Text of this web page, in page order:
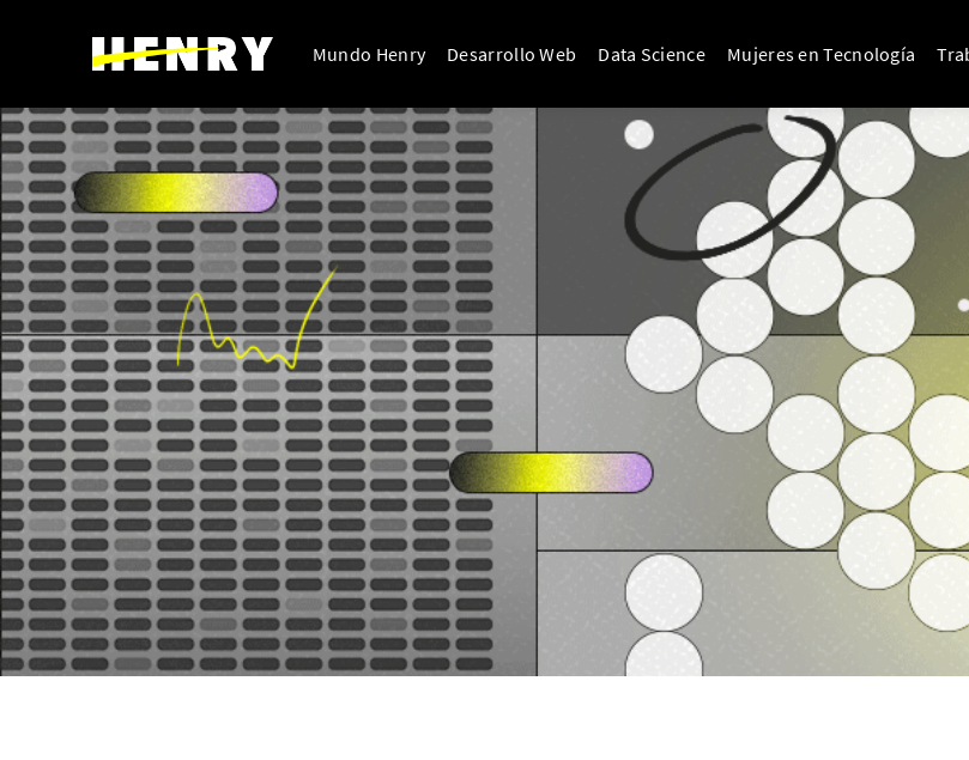
Mundo Henry Desarrollo Web Data Science Mujeres en Tecnología